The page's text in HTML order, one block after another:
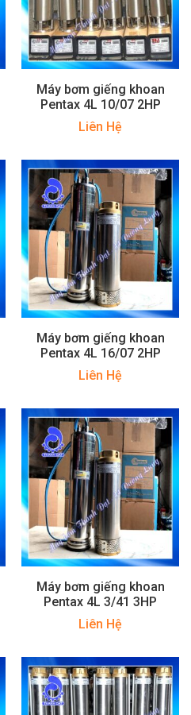
Máy bơm giếng khoan
Pentax 4L 10/07 2HP
Liên Hệ
Máy bơm giếng khoan
Pentax 4L 16/07 2HP
Liên Hệ
Máy bơm giếng khoan
Pentax 4L 3/41 3HP
Liên Hệ